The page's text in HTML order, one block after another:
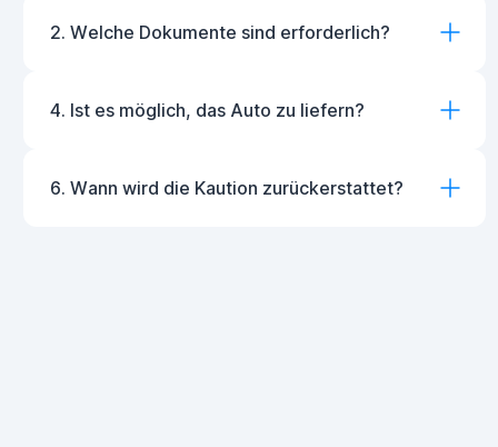
2. Welche Dokumente sind erforderlich?
4. Ist es möglich, das Auto zu liefern?
6. Wann wird die Kaution zurückerstattet?